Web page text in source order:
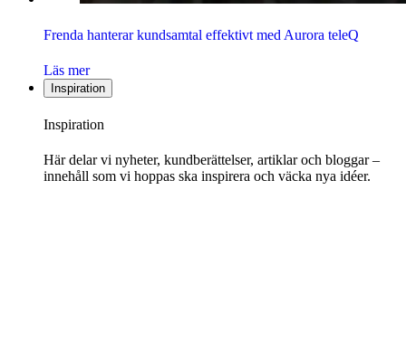
Frenda hanterar kundsamtal effektivt med Aurora teleQ
Läs mer
Inspiration
Inspiration
Här delar vi nyheter, kundberättelser, artiklar och bloggar –
innehåll som vi hoppas ska inspirera och väcka nya idéer.